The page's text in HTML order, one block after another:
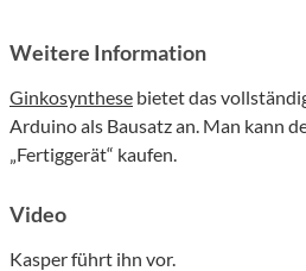
Weitere Information
Ginkosynthese bietet das
Arduino als Bausatz an. Man kann
„Fertiggerät“ kaufen.
Video
Kasper führt ihn vor.